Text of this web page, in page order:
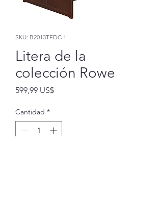
SKU: B2013TFDC-!
Litera de la
colección Rowe
599,99 US$Precio
Cantidad *